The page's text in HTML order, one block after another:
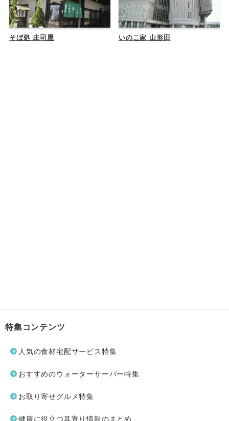
そば処 庄司屋 いのこ家 山形田
特集コンテンツ
人気の食材宅配サービス特集
おすすめのウォーターサーバー特集
お取り寄せグルメ特集
健康に役立つ耳寄り情報のまとめ